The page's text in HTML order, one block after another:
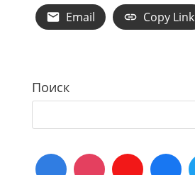
Email Copy Link
Поиск